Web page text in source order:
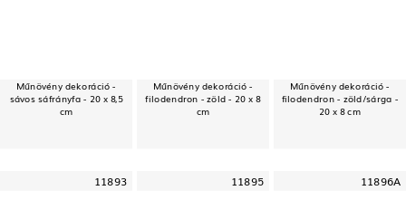
Műnövény dekoráció -
sávos sáfrányfa - 20 x 8,5
cm
Műnövény dekoráció -
filodendron - zöld - 20 x 8
cm
Műnövény dekoráció -
filodendron - zöld/sárga -
20 x 8 cm
11893 11895 11896A